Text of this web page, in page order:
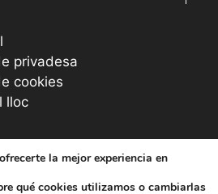
privadesa
cookies
lloc
pel Servei d'Informàtica de
la mejor experiencia en
qué cookies utilizamos o cambiarlas